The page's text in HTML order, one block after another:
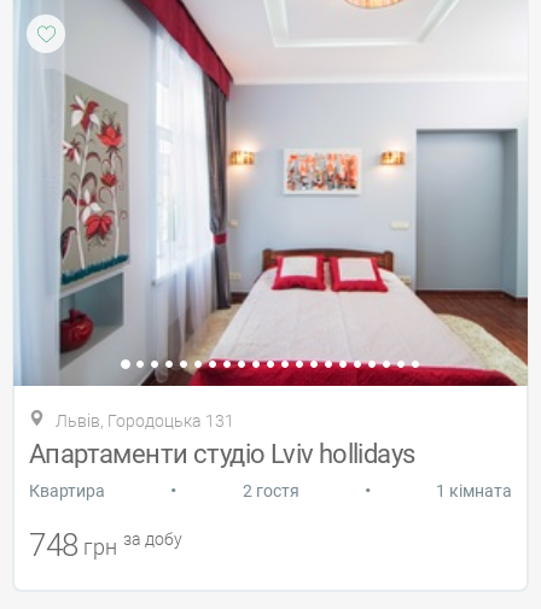
Львів, Городоцька 131
Апартаменти студіо Lviv hollidays
Квартира • 2 гостя • 1 кімната
748 грн за добу